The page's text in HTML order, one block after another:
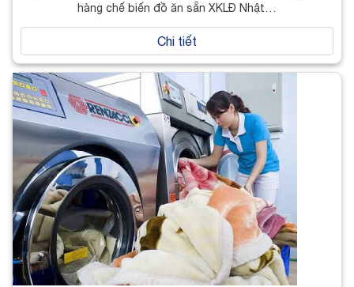
hàng chế biến đồ ăn sẵn XKLĐ Nhật…
Chi tiết